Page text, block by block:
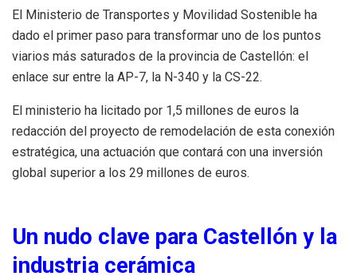
El Ministerio de Transportes y Movilidad Sostenible ha
dado el primer paso para transformar uno de los puntos
viarios más saturados de la provincia de Castellón: el
enlace sur entre la AP-7, la N-340 y la CS-22.
El ministerio ha licitado por 1,5 millones de euros la
redacción del proyecto de remodelación de esta conexión
estratégica, una actuación que contará con una inversión
global superior a los 29 millones de euros.
Un nudo clave para Castellón y la
industria cerámica